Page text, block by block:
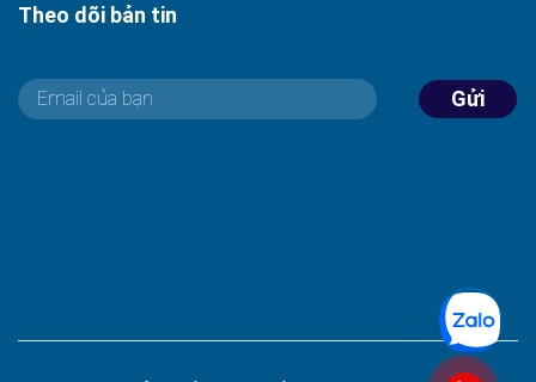
Theo dõi bản tin
Gửi